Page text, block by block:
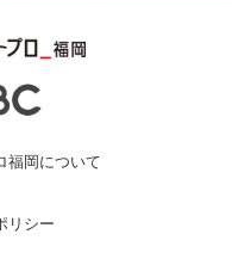
福岡について
リシー